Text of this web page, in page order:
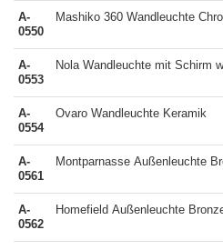
A-
0550
Mashiko 360 Wandleuchte
A-
0553
Nola Wandleuchte mit Schirm
A-
0554
Ovaro Wandleuchte Keramik
A-
0561
Montparnasse Außenleuchte
A-
0562
Homefield Außenleuchte